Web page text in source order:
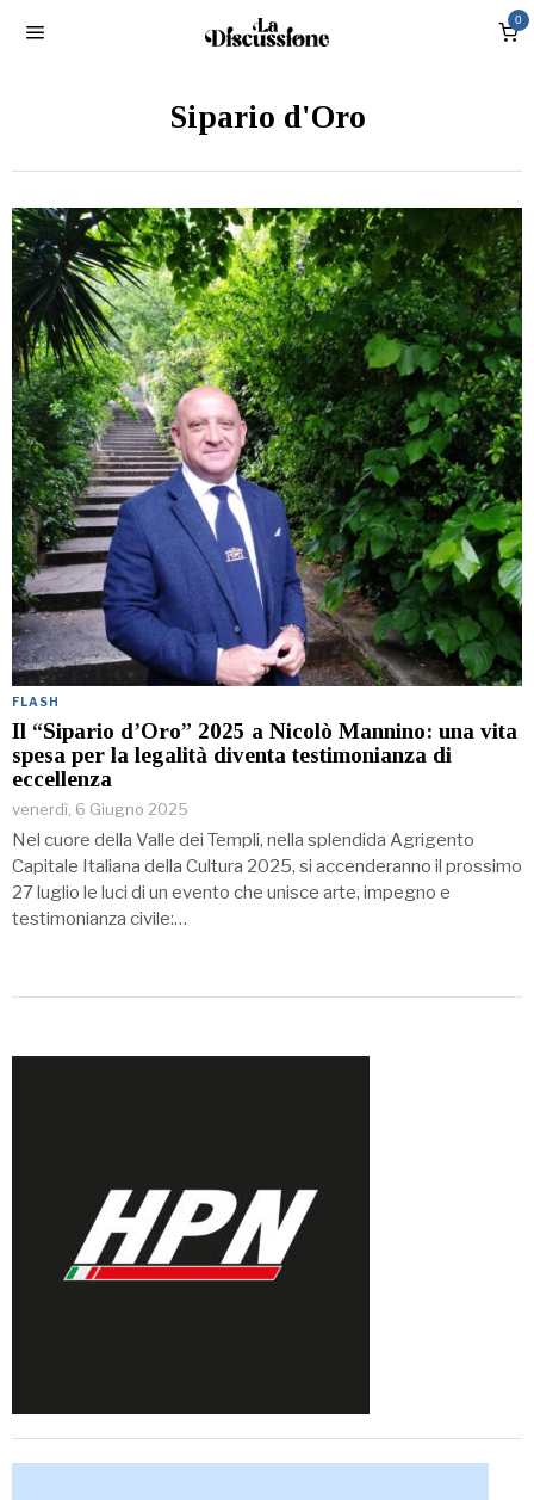
0
Sipario d'Oro
FLASH
Il “Sipario d’Oro” 2025 a Nicolò Mannino: una vita
spesa per la legalità diventa testimonianza di
eccellenza
venerdì, 6 Giugno 2025
Nel cuore della Valle dei Templi, nella splendida Agrigento
Capitale Italiana della Cultura 2025, si accenderanno il prossimo
27 luglio le luci di un evento che unisce arte, impegno e
testimonianza civile:…